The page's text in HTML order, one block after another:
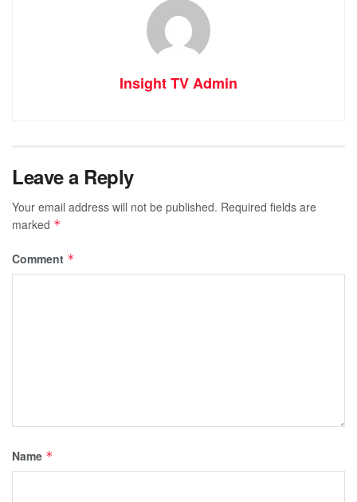
Insight TV Admin
Leave a Reply
Your email address will not be published. Required fields are
marked *
Comment *
Name *